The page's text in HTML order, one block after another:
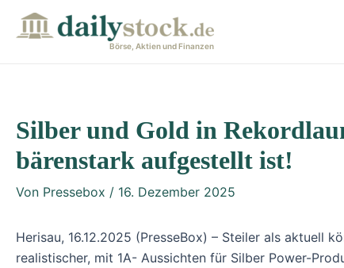
Inhalt
Börse, Aktien und Finanzen
Silber und Gold in
bärenstark aufgestellt ist!
Von Pressebox / 16. Dezember 2025
Herisau, 16.12.2025 (PresseBox) – Steiler als aktuell
realistischer, mit 1A- Aussichten für Silber Power-
navigation